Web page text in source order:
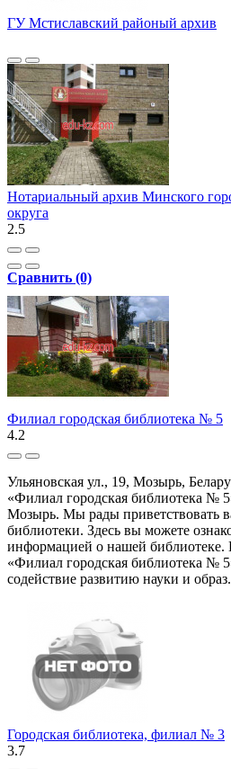
ГУ Мстиславский районый архив
Нотариальный архив Минского
округа
2.5
Сравнить (0)
Филиал городская библиотека № 5
4.2
Ульяновская ул., 19, Мозырь,
«Филиал городская библиотека №
Мозырь. Мы рады приветствовать
библиотеки. Здесь вы можете
информацией о нашей библиотеке.
«Филиал городская библиотека №
содействие развитию науки и
Городская библиотека, филиал № 3
3.7